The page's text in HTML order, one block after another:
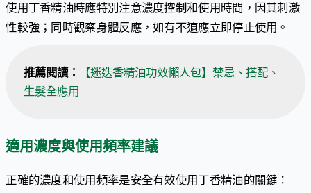
使用丁香精油時應特別注意濃度控制和使用時間，因其刺激
性較強；同時觀察身體反應，如有不適應立即停止使用。
推薦閱讀：
【迷迭香精油功效懶人包】禁忌、搭配、
生髮全應用
適用濃度與使用頻率建議
正確的濃度和使用頻率是安全有效使用丁香精油的關鍵：